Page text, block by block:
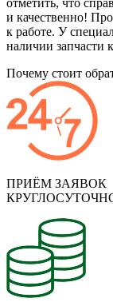
отметить, что
и качественно!
к работе. У
наличии запчасти
Почему стоит
ПРИЁМ ЗАЯВОК